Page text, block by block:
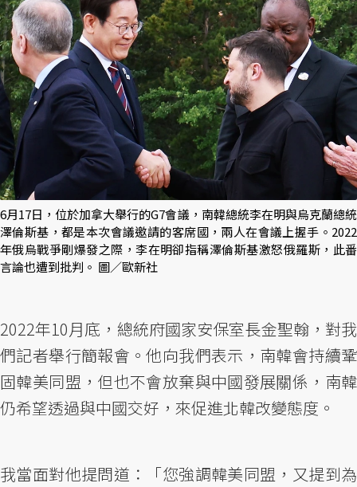
6月17日，位於加拿大舉行的G7會議，南韓總統李在明與烏克蘭總統
澤倫斯基，都是本次會議邀請的客席國，兩人在會議上握手。2022
年俄烏戰爭剛爆發之際，李在明卻指稱澤倫斯基激怒俄羅斯，此番
言論也遭到批判。 圖／歐新社
2022年10月底，總統府國家安保室長金聖翰，對我
們記者舉行簡報會。他向我們表示，南韓會持續鞏
固韓美同盟，但也不會放棄與中國發展關係，南韓
仍希望透過與中國交好，來促進北韓改變態度。
我當面對他提問道：「您強調韓美同盟，又提到為